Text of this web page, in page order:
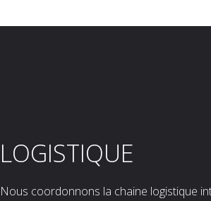
LOGISTIQUE
Nous coordonnons la chaine logistique